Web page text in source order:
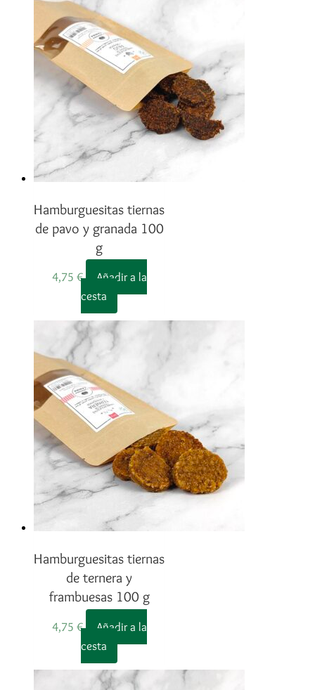
Hamburguesitas tiernas
de pavo y granada 100
g
4,75 €
Añadir a la
cesta
Hamburguesitas tiernas
de ternera y
frambuesas 100 g
4,75 €
Añadir a la
cesta